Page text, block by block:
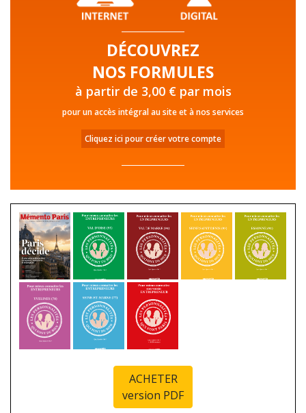
DÉCOUVREZ
NOS FORMULES
à partir de 3,00 € par mois
pour un accès intégral au site et à nos services
Cliquez ici pour créer votre compte
ACHETER
version PDF